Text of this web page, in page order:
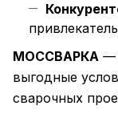
МОССВАРКА —
выгодные
сварочных